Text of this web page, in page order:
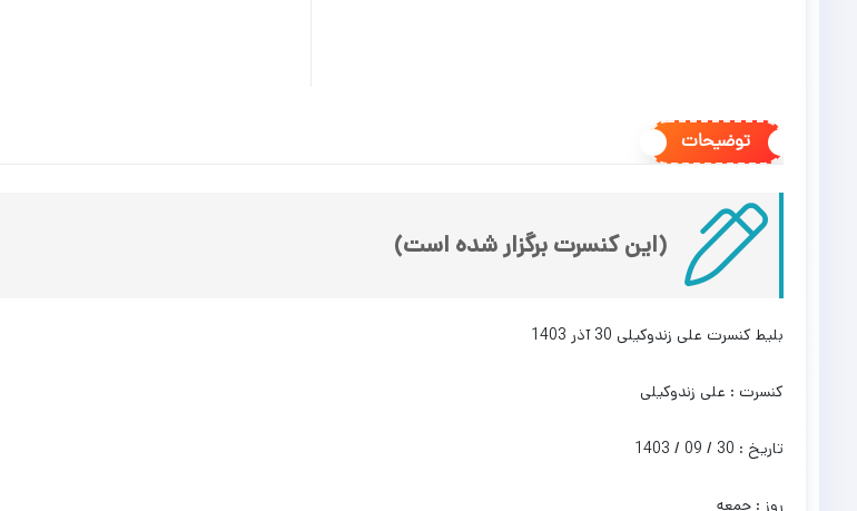
توضیحات
(این کنسرت برگزار شده است)
بلیط کنسرت علی زندوکیلی 30 آذر 1403
کنسرت : علی زندوکیلی
تاریخ : 30 / 09 / 1403
روز : جمعه